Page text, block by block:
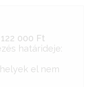
000 Ft
határideje:
el nem